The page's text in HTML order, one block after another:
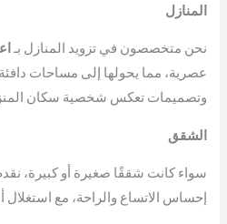
المنازل
نحن متخصصون في تزويد المنازل بـ
عصرية، مما يحولها إلى مساحات دافئة
وتصميمات تعكس شخصية سكان
الشقق
سواء كانت شققًا صغيرة أو كبيرة،
إحساس الاتساع والراحة، مع استغلال